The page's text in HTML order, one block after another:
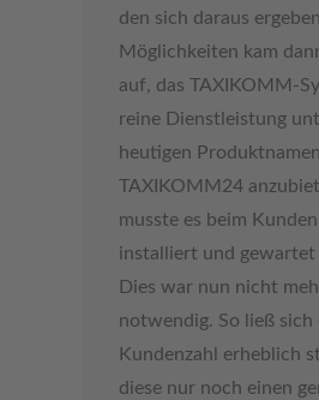
den sich daraus
Möglichkeiten kam
auf, das TAXIKOMM-
reine Dienstleistung
heutigen Produktnamen
TAXIKOMM24
musste es beim
installiert und gewartet
Dies war nun nicht
notwendig. So ließ sich
Kundenzahl erheblich
diese nur noch einen